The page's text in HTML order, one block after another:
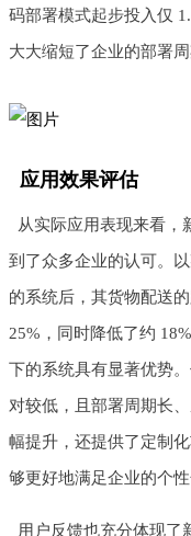
码部署模式起步投入仅
大大缩短了企业的部署周
应用效果评估
从实际应用表现来看，
到了众多企业的认可。
的系统后，其货物配送
25%，同时降低了约
下的系统具有显著优势
对较低，且部署周期长
幅提升，还提供了定制
够更好地满足企业的个性
用户反馈也充分体现了